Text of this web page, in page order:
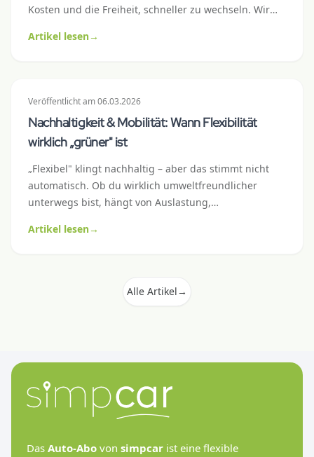
Kosten und die Freiheit, schneller zu wechseln. Wir
Abo 2026 in der Schweiz prägen – und was sie für
Artikel lesen→
Veröffentlichtam06.03.2026
Nachhaltigkeit & Mobilität: Wann Flexibilität
wirklich „grüner" ist
„Flexibel" klingt nachhaltig – aber das stimmt nicht
automatisch. Ob du wirklich umweltfreundlicher
unterwegs bist, hängt von Auslastung,
kommt ein ehrlicher Mythencheck mit konkreten
Artikel lesen→
Alle Artikel→
Das Auto-Abo von simpcar ist eine flexible